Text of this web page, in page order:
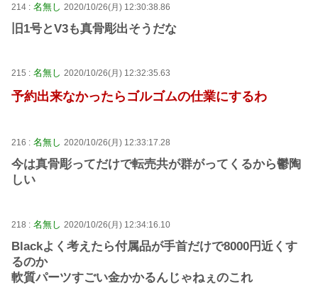
214 : 名無し 2020/10/26(月) 12:30:38.86
旧1号とV3も真骨彫出そうだな
215 : 名無し 2020/10/26(月) 12:32:35.63
予約出来なかったらゴルゴムの仕業にするわ
216 : 名無し 2020/10/26(月) 12:33:17.28
今は真骨彫ってだけで転売共が群がってくるから鬱陶
しい
218 : 名無し 2020/10/26(月) 12:34:16.10
Blackよく考えたら付属品が手首だけで8000円近くす
るのか
軟質パーツすごい金かかるんじゃねぇのこれ